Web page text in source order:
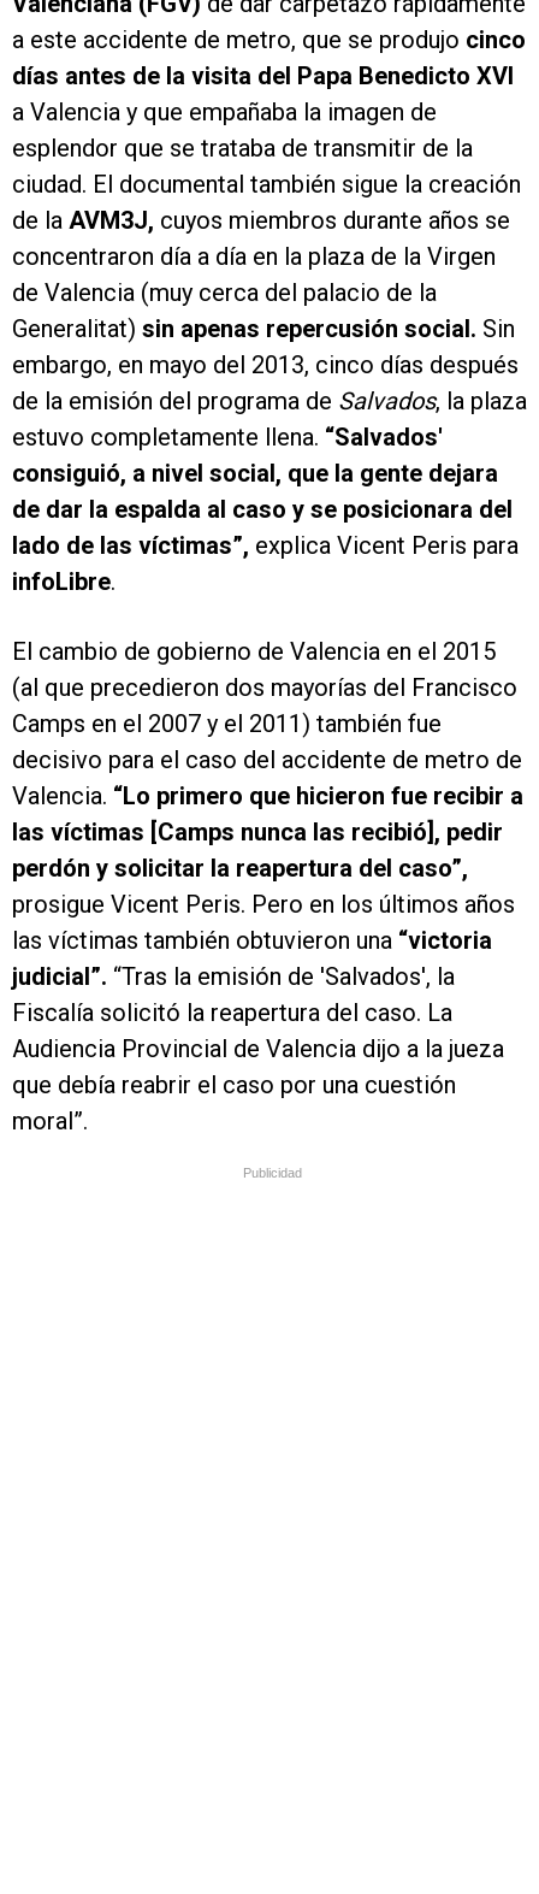
a este accidente de metro, que se produjo cinco
días antes de la visita del Papa Benedicto XVI
a Valencia y que empañaba la imagen de
esplendor que se trataba de transmitir de la
ciudad. El documental también sigue la creación
de la AVM3J, cuyos miembros durante años se
concentraron día a día en la plaza de la Virgen
de Valencia (muy cerca del palacio de la
Generalitat) sin apenas repercusión social. Sin
embargo, en mayo del 2013, cinco días después
de la emisión del programa de Salvados, la plaza
estuvo completamente llena. “Salvados'
consiguió, a nivel social, que la gente dejara
de dar la espalda al caso y se posicionara del
lado de las víctimas”, explica Vicent Peris para
infoLibre.
El cambio de gobierno de Valencia en el 2015
(al que precedieron dos mayorías del Francisco
Camps en el 2007 y el 2011) también fue
decisivo para el caso del accidente de metro de
Valencia. “Lo primero que hicieron fue recibir a
las víctimas [Camps nunca las recibió], pedir
perdón y solicitar la reapertura del caso”,
prosigue Vicent Peris. Pero en los últimos años
las víctimas también obtuvieron una “victoria
judicial”. “Tras la emisión de 'Salvados', la
Fiscalía solicitó la reapertura del caso. La
Audiencia Provincial de Valencia dijo a la jueza
que debía reabrir el caso por una cuestión
moral”.
Publicidad